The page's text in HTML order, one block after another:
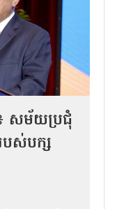
សម័យប្រជុំ
បស់​បក្ស